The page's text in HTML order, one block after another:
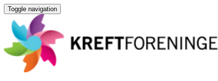
Toggle navigation